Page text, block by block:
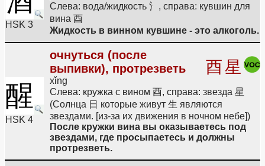
HSK 3
Слева: вода/жидкость 氵, справа: кувшин для
вина 酉
Жидкость в винном кувшине - это алкоголь.
醒
HSK 4
очнуться (после
выпивки), протрезветь
xǐng
酉星
Слева: кружка с вином 酉, справа: звезда 星
(Солнца 日 которые живут 生 являются
звездами. [из-за их движения в ночном небе])
После кружки вина вы оказываетесь под
звездами, где просыпаетесь и должны
протрезветь.